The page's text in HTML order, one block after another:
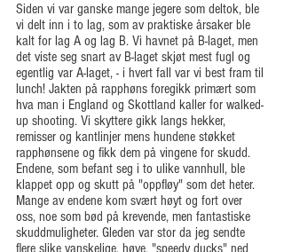
Siden vi var ganske mange jegere som deltok, ble
vi delt inn i to lag, som av praktiske årsaker ble
kalt for lag A og lag B. Vi havnet på B-laget, men
det viste seg snart av B-laget skjøt mest fugl og
egentlig var A-laget, - i hvert fall var vi best fram til
lunch! Jakten på rapphøns foregikk primært som
hva man i England og Skottland kaller for walked-
up shooting. Vi skyttere gikk langs hekker,
remisser og kantlinjer mens hundene støkket
rapphønsene og fikk dem på vingene for skudd.
Endene, som befant seg i to ulike vannhull, ble
klappet opp og skutt på "oppfløy" som det heter.
Mange av endene kom svært høyt og fort over
oss, noe som bød på krevende, men fantastiske
skuddmuligheter. Gleden var stor da jeg sendte
flere slike vanskelige, høye, "speedy ducks" ned